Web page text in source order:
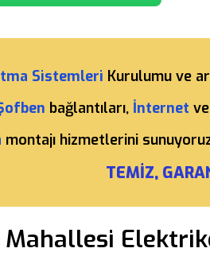
Sistemleri Kurulumu ve
bağlantıları, İnternet ve
montajı hizmetlerini
TEMİZ,
Mahallesi